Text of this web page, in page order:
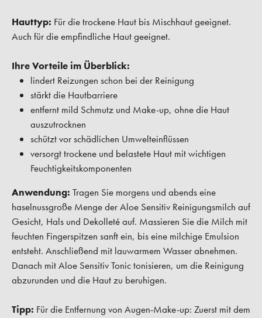
Hauttyp: Für die trockene Haut bis Mischhaut geeignet.
Auch für die empfindliche Haut geeignet.
Ihre Vorteile im Überblick:
lindert Reizungen schon bei der Reinigung
stärkt die Hautbarriere
entfernt mild Schmutz und Make-up, ohne die Haut
auszutrocknen
schützt vor schädlichen Umwelteinflüssen
versorgt trockene und belastete Haut mit wichtigen
Feuchtigkeitskomponenten
Anwendung: Tragen Sie morgens und abends eine
haselnussgroße Menge der Aloe Sensitiv Reinigungsmilch auf
Gesicht, Hals und Dekolleté auf. Massieren Sie die Milch mit
feuchten Fingerspitzen sanft ein, bis eine milchige Emulsion
entsteht. Anschließend mit lauwarmem Wasser abnehmen.
Danach mit Aloe Sensitiv Tonic tonisieren, um die Reinigung
abzurunden und die Haut zu beruhigen.
Tipp: Für die Entfernung von Augen-Make-up: Zuerst mit dem